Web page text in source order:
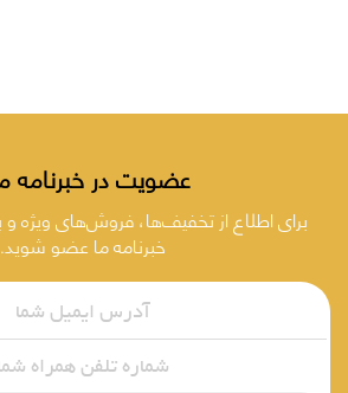
عضویت در خبرنامه
برای اطلاع از تخفیف‌ها، فروش‌های ویژه و
خبرنامه ما عضو شوید.